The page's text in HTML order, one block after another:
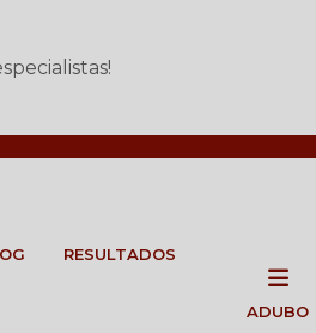
RESULTADOS
ADUBO